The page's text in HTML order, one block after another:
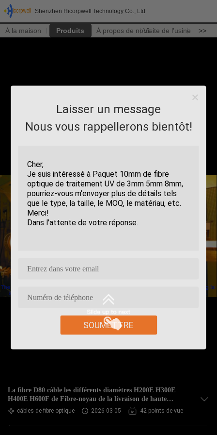
Shenzhen Hicorpwell Technology Co., Ltd
À la maison Produits À propos de nousVisite de l'usine >>
Laisser un message
Nous vous rappellerons bientôt!
SOUMETTRE
La fibre D80 câble les différents diamètres H200E H300E
H400E H600F de Fibre-noyau de la livraison de haute
puissance de laser
câbles de fibre optique 2026-03-05 42 points de vue